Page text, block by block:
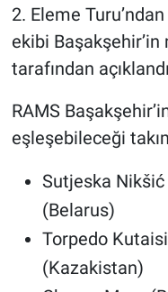
2. Eleme
ekibi
tarafından
RAMS
eşleşebileceği
Sutjeska
(Belarus)
Torpedo
(Kazakistan)
İlan
Kimdir
Koronavirüs
Kültür Sanat
Ne demişti
Nedir
Popüler